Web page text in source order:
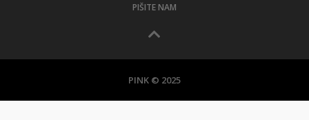
PIŠITE NAM
PINK © 2025